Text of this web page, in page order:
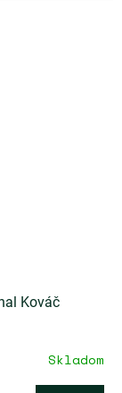
Kováč
Skladom